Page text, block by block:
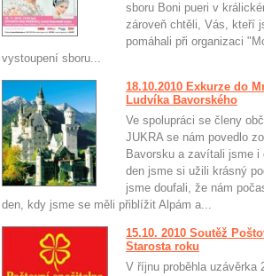
sboru Boni pueri v
zároveň chtěli, Vás, kteří
pomáhali při organizaci
vystoupení sboru...
18.10.2010 Exkurze do
Ludvíka Bavorského
Ve spolupráci se členy
JUKRA se nám povedlo
Bavorsku a zavítali jsme
den jsme si užili krásný
jsme doufali, že nám
den, kdy jsme se měli přiblížit Alpám a...
15.10. 2010 Soutěž
Starosta roku
V říjnu proběhla uzávěrka